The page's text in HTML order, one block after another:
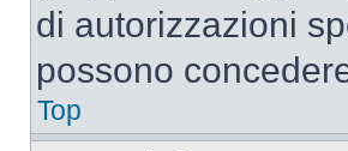
di autorizzazioni
possono
Top